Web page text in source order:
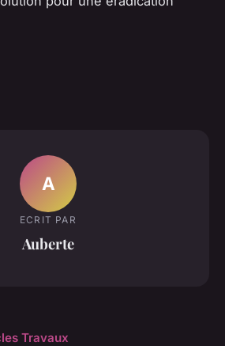
A
ECRIT PAR
Auberte
Travaux